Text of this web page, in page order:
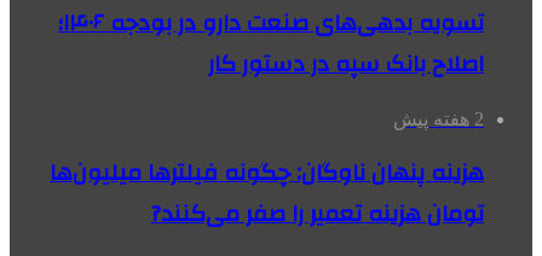
تسویه بدهی‌های صنعت دارو در بودجه ۱۴۰۶؛
اصلاح بانک سپه در دستور کار
2 هفته پیش
هزینه پنهان ناوگان: چگونه فیلترها میلیون‌ها
تومان هزینه تعمیر را صفر می‌کنند?